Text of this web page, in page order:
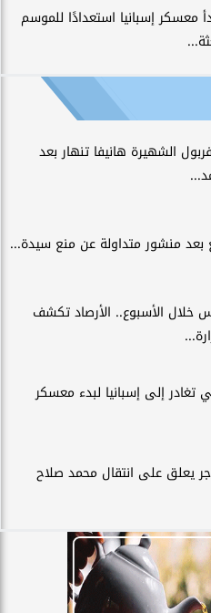
معسكر إسبانيا استعدادًا للموسم
الشهيرة هانيفا تنهار بعد
منشور متداولة عن منع سيدة...
خلال الأسبوع.. الأرصاد تكشف
تغادر إلى إسبانيا لبدء معسكر
يعلق على انتقال محمد صلاح